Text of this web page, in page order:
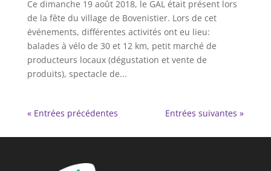
Ce dimanche 19 août 2018, le GAL était présent lors
de la fête du village de Bovenistier. Lors de cet
événements, différentes activités ont eu lieu:
balades à vélo de 30 et 12 km, petit marché de
producteurs locaux (dégustation et vente de
produits), spectacle de...
« Entrées précédentes Entrées suivantes »